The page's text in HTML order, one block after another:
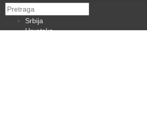
Srbija
Hrvatska